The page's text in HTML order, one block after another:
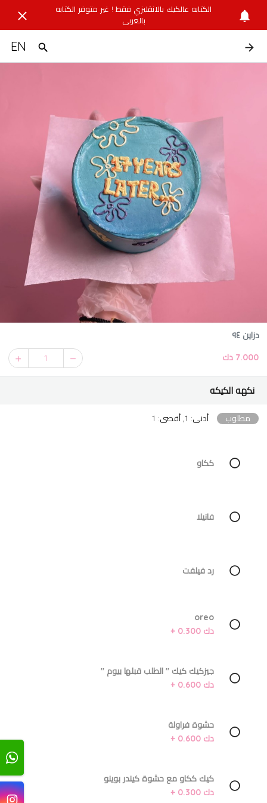
الكتابه عالكيك بالانقليزي فقط ! غير متوفر الكتابه
بالعربي
EN
دزاين ٩٤
7.000 دك 1
نكهه الكيكه
مطلوب أدنى: 1, أقصى: 1
ككاو
فانيلا
رد فيلفت
oreo
دك 0.300 +
جيزكيك كيك '' الطلب قبلها بيوم ''
دك 0.600 +
حشوة فراولة
دك 0.600 +
كيك ككاو مع حشوة كيندر بوينو
دك 0.300 +